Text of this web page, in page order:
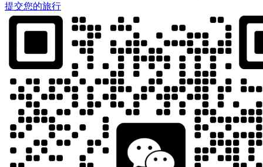
提交您的旅行